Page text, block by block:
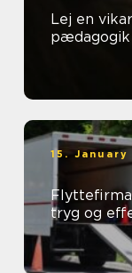
Lej en
pædagogik
15. January
Flyttefirma
tryg og